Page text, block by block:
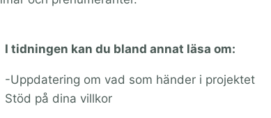
I tidningen kan du bland annat läsa om:
-Uppdatering om vad som händer i projektet
Stöd på dina villkor